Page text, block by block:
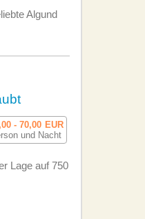
Algund
- 70,00 EUR
und Nacht
Lage auf 750